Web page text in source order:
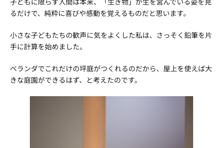
るだけで、純粋に喜びや感動を覚えるものだと思います。
小さな子どもたちの歓声に気をよくした私は、さっそく鉛筆を片
手に計算を始めました。
ベランダでこれだけの坪庭がつくれるのだから、屋上を使えば大
きな庭園ができるはず、と考えたのです。